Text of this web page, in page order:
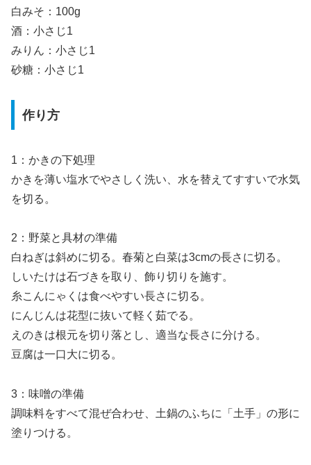
白みそ：100g
酒：小さじ1
みりん：小さじ1
砂糖：小さじ1
作り方
1：かきの下処理
かきを薄い塩水でやさしく洗い、水を替えてすすいで水気
を切る。
2：野菜と具材の準備
白ねぎは斜めに切る。春菊と白菜は3cmの長さに切る。
しいたけは石づきを取り、飾り切りを施す。
糸こんにゃくは食べやすい長さに切る。
にんじんは花型に抜いて軽く茹でる。
えのきは根元を切り落とし、適当な長さに分ける。
豆腐は一口大に切る。
3：味噌の準備
調味料をすべて混ぜ合わせ、土鍋のふちに「土手」の形に
塗りつける。